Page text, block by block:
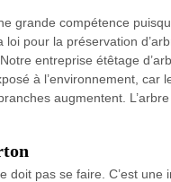
grande compétence
pour la préservation
entreprise étêtage
à l’environnement, car
augmentent.
doit pas se faire. C’est une